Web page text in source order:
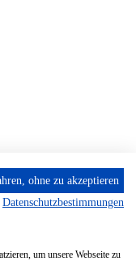
geschützt! Zur
ohne zu akzeptieren
Datenschutzbestimmungen
um unsere Webseite zu